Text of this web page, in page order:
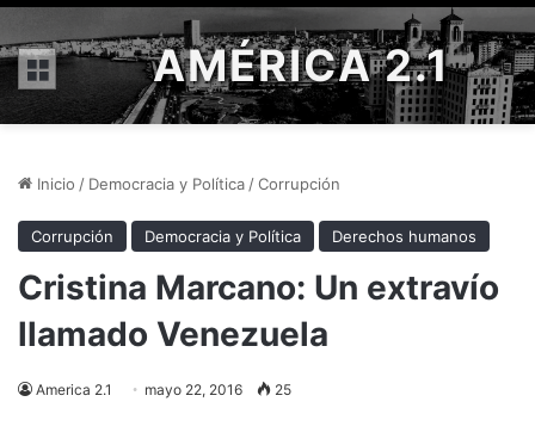
Menú AMÉRICA 2.1
Inicio / Democracia y Política /Corrupción
Corrupción Democracia y Política Derechos humanos
Cristina Marcano: Un extravío
llamado Venezuela
America 2.1 mayo 22, 2016 25